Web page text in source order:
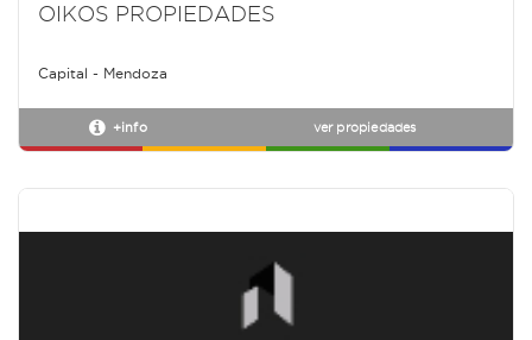
OIKOS PROPIEDADES
Capital - Mendoza
+info ver propiedades